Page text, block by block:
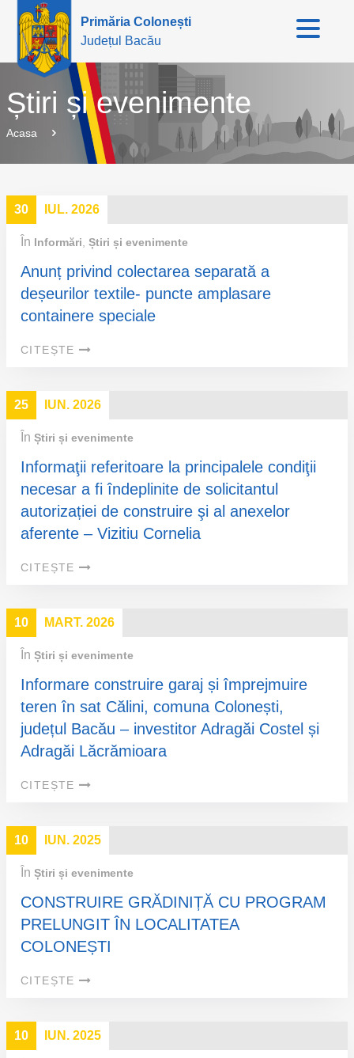
Primăria Colonești
Județul Bacău
Știri și evenimente
Acasa
30 IUL. 2026
În Informări Știri și evenimente
Anunț privind colectarea separată a
deșeurilor textile- puncte amplasare
containere speciale
CITEȘTE
25 IUN. 2026
În Știri și evenimente
Informaţii referitoare la principalele condiţii
necesar a fi îndeplinite de solicitantul
autorizației de construire şi al anexelor
aferente – Vizitiu Cornelia
CITEȘTE
10 MART. 2026
În Știri și evenimente
Informare construire garaj și împrejmuire
teren în sat Călini, comuna Colonești,
județul Bacău – investitor Adragăi Costel și
Adragăi Lăcrămioara
CITEȘTE
10 IUN. 2025
În Știri și evenimente
CONSTRUIRE GRĂDINIȚĂ CU PROGRAM
PRELUNGIT ÎN LOCALITATEA
COLONEȘTI
CITEȘTE
10 IUN. 2025